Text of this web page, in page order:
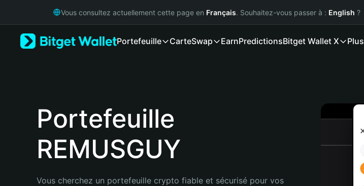
Русский
Português (Portugal)
Bahasa Indonesia
Vous consultez actuellement cette page en Français. Souhaitez-vous passer à : English ?
Portefeuille CarteSwap EarnPredictionsBitget Wallet X Plus
Portefeuille
REMUSGUY
Vous cherchez un portefeuille crypto fiable et sécurisé pour vos